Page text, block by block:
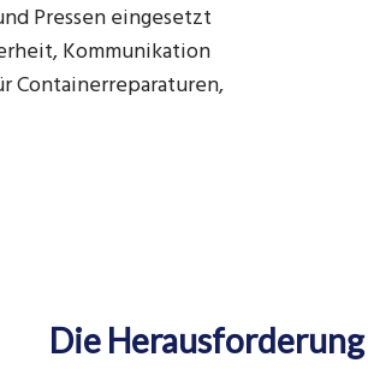
Pressen eingesetzt
Kommunikation
Containerreparaturen,
Die Herausforderung